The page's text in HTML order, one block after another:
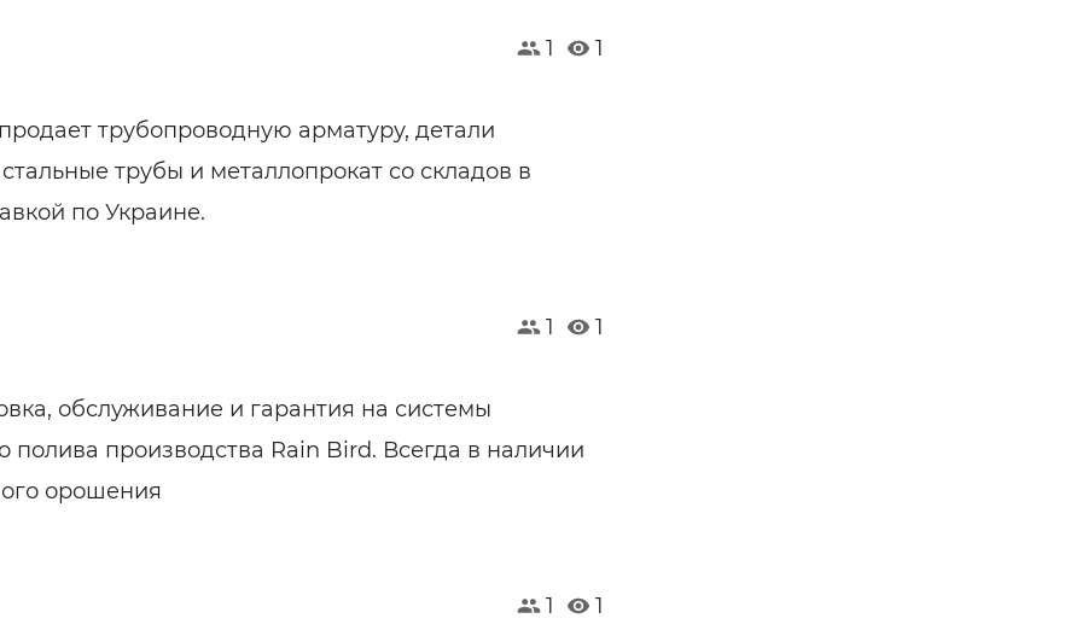
1 1
трубопроводную арматуру, детали
трубы и металлопрокат со складов в
по Украине.
1 1
обслуживание и гарантия на системы
полива производства Rain Bird. Всегда в наличии
орошения
1 1